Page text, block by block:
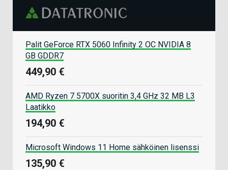
Palit GeForce RTX 5060 Infinity 2 OC NVIDIA 8
GB GDDR7
449,90 €
AMD Ryzen 7 5700X suoritin 3,4 GHz 32 MB L3
Laatikko
194,90 €
Microsoft Windows 11 Home sähköinen lisenssi
135,90 €